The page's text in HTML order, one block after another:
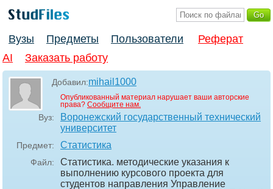
Вузы Предметы Пользователи
Реферат
AI
Заказать работу
Добавил:mihail1000
Опубликованный материал нарушает ваши авторские
права? Сообщите нам.
Вуз:
Воронежский государственный технический
университет
Предмет: Статистика
Файл:
Статистика. методические указания к
выполнению курсового проекта для
студентов направления Управление